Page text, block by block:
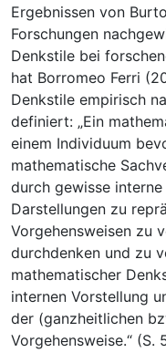
Ergebnissen von
Forschungen
Denkstile bei
hat Borromeo Ferri
Denkstile empirisch
definiert: „Ein
einem Individuum
mathematische
durch gewisse
Darstellungen zu
Vorgehensweisen zu
durchdenken und zu
mathematischer
internen Vorstellung
der (ganzheitlichen
Vorgehensweise.“ (S.